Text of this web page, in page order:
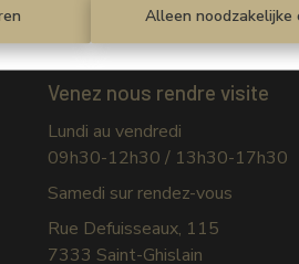
Alleen noodzakelijke
Venez nous rendre visite
Lundi au vendredi
09h30-12h30 / 13h30-17h30
Samedi sur rendez-vous
Rue Defuisseaux, 115
7333 Saint-Ghislain